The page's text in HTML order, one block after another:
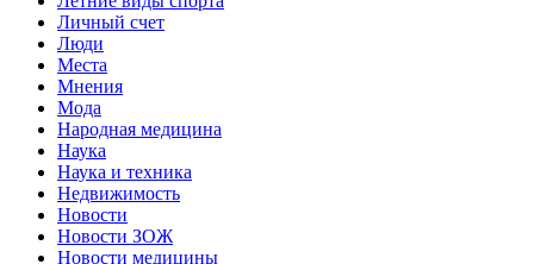
Личный счет
Люди
Места
Мнения
Мода
Народная медицина
Наука
Наука и техника
Недвижимость
Новости
Новости ЗОЖ
Новости медицины